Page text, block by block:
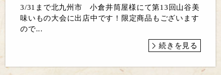
3/31まで北九州市 小倉井筒屋様にて第13回山谷美
味いもの大会に出店中です！限定商品もございます
ので...
続きを見る